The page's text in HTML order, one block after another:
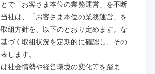
で「お客さま本位の業務運営」を不断
社は、「お客さま本位の業務運営」を
組方針を、以下のとおり定めます。な
づく取組状況を定期的に確認し、その
します。
社会情勢や経営環境の変化等を踏ま